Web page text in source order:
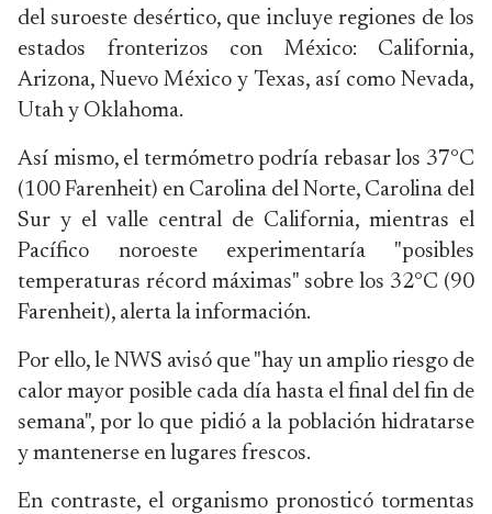
del suroeste desértico, que incluye regiones de los
estados fronterizos con México: California,
Arizona, Nuevo México y Texas, así como Nevada,
Utah y Oklahoma.
Así mismo, el termómetro podría rebasar los 37°C
(100 Farenheit) en Carolina del Norte, Carolina del
Sur y el valle central de California, mientras el
Pacífico noroeste experimentaría "posibles
temperaturas récord máximas" sobre los 32°C (90
Farenheit), alerta la información.
Por ello, le NWS avisó que "hay un amplio riesgo de
calor mayor posible cada día hasta el final del fin de
semana", por lo que pidió a la población hidratarse
y mantenerse en lugares frescos.
En contraste, el organismo pronosticó tormentas